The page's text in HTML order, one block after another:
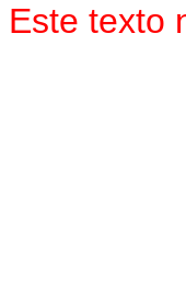
Este texto